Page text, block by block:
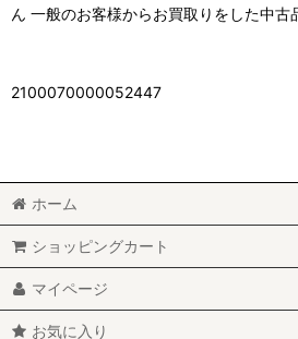
ん 一般のお客様からお買取りをした中古
2100070000052447
ホーム
ショッピングカート
マイページ
お気に入り